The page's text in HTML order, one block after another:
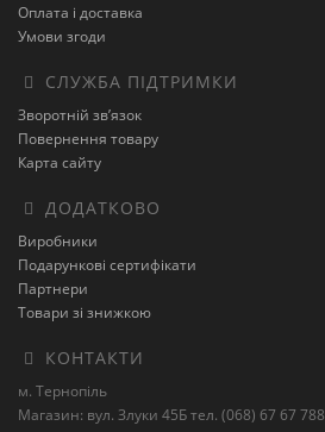
Оплата і доставка
Умови згоди
СЛУЖБА ПІДТРИМКИ
Зворотній зв’язок
Повернення товару
Карта сайту
ДОДАТКОВО
Виробники
Подарункові сертифікати
Партнери
Товари зі знижкою
КОНТАКТИ
м. Тернопіль
Магазин: вул. Злуки 45Б тел. (068) 67 67 788